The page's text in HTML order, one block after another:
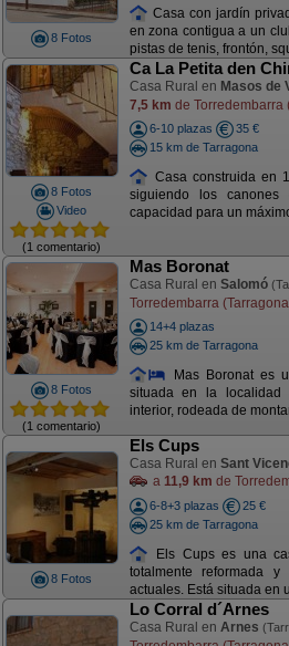
8 Fotos
Casa con jardín
en zona contigua a un
pistas de tenis, frontón,
8 Fotos
Video
(1 comentario)
Ca La Petita den
Casa Rural en Masos de
7,5 km de Torredembarra
6-10 plazas
35 €
15 km de Tarragona
Casa construida en
siguiendo los
capacidad para un
8 Fotos
(1 comentario)
Mas Boronat
Casa Rural en Salomó
Torredembarra
14+4 plazas
25 km de Tarragona
Mas Boronat es
situada en la localidad
interior, rodeada de
8 Fotos
Els Cups
Casa Rural en Sant
a 11,9 km de
6-8+3 plazas
25 €
25 km de Tarragona
Els Cups es una
totalmente reformada
actuales. Está situada en
Lo Corral d´Arnes
Casa Rural en Arnes